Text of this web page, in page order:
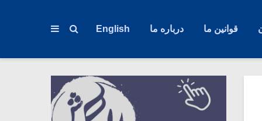
قوانین ما درباره ما English